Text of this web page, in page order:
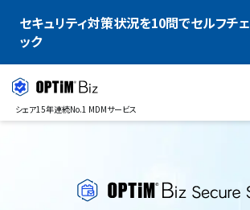
セキュリティ対策状況を10問でセルフチェ
ック
シェア15年連続No.1 MDMサービス